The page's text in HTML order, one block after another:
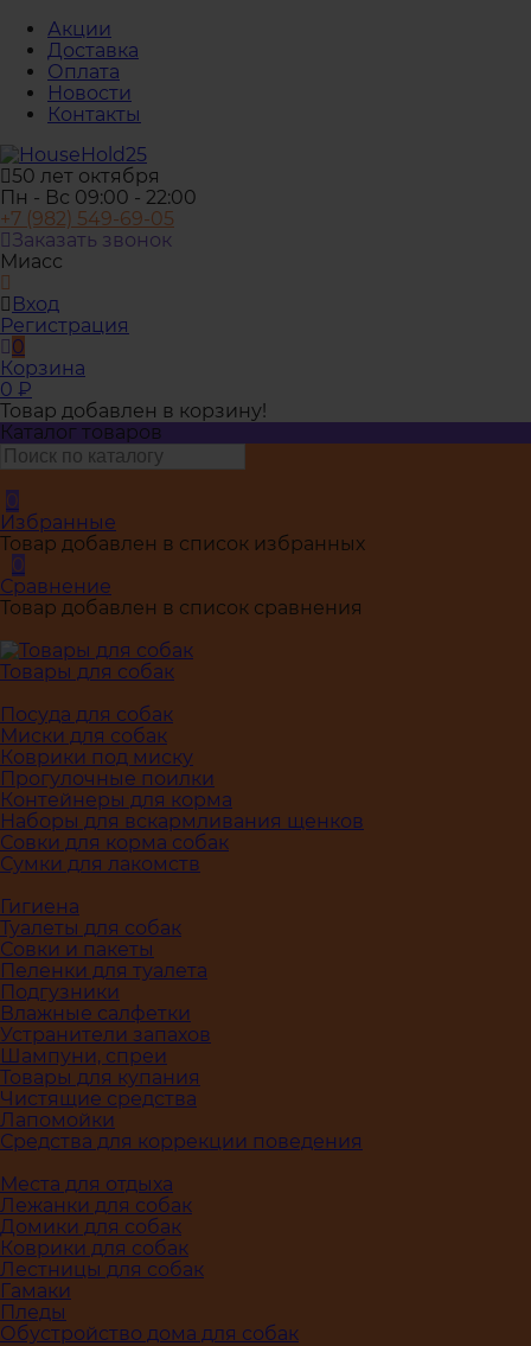
Акции
Доставка
Оплата
Новости
Контакты
50 лет октября
Пн - Вс 09:00 - 22:00
+7 (982) 549-69-05
Заказать звонок
Миасс
Вход
Регистрация
0
Корзина
0 ₽
Товар добавлен в корзину!
Каталог товаров
0
Избранные
Товар добавлен в список избранных
0
Сравнение
Товар добавлен в список сравнения
Товары для собак
Посуда для собак
Миски для собак
Коврики под миску
Прогулочные поилки
Контейнеры для корма
Наборы для вскармливания щенков
Совки для корма собак
Сумки для лакомств
Гигиена
Туалеты для собак
Совки и пакеты
Пеленки для туалета
Подгузники
Влажные салфетки
Устранители запахов
Шампуни, спреи
Товары для купания
Чистящие средства
Лапомойки
Средства для коррекции поведения
Места для отдыха
Лежанки для собак
Домики для собак
Коврики для собак
Лестницы для собак
Гамаки
Пледы
Обустройство дома для собак